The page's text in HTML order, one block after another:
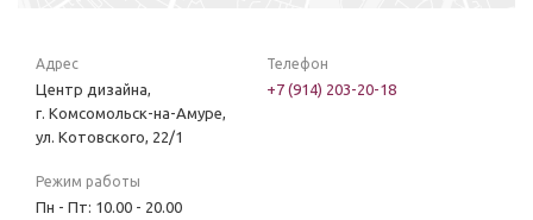
Адрес
Центр дизайна,
г. Комсомольск-на-Амуре,
ул. Котовского, 22/1
Телефон
+7 (914) 203-20-18
Режим работы
Пн - Пт: 10.00 - 20.00